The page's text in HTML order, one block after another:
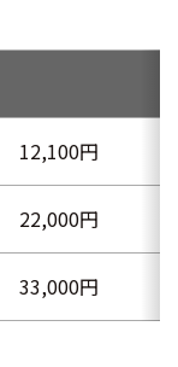
12,100円
22,000円
33,000円